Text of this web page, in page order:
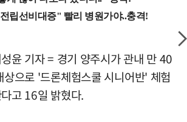
윤 기자 = 경기 양주시가 관내 만 40
상으로 '드론체험스쿨 시니어반' 체험
고 16일 밝혔다.